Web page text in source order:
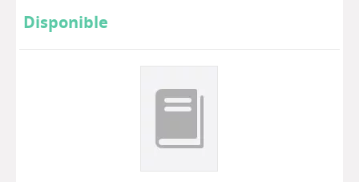
Disponible